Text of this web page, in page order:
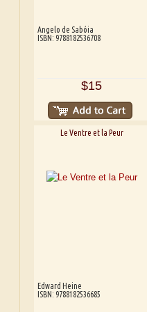
Angelo de Sabóia
ISBN: 9788182536708
$15
Le Ventre et la Peur
Edward Heine
ISBN: 9788182536685